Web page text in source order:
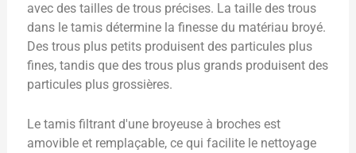
avec des tailles de trous précises. La taille des trous
dans le tamis détermine la finesse du matériau broyé.
Des trous plus petits produisent des particules plus
fines, tandis que des trous plus grands produisent des
particules plus grossières.
Le tamis filtrant d'une broyeuse à broches est
amovible et remplaçable, ce qui facilite le nettoyage